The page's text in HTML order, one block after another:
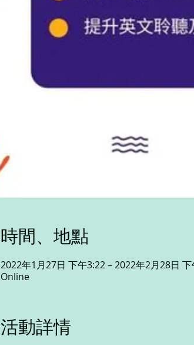
時間、地點
2022年1月27日 下午3:22 – 2022年2月28日
Online
活動詳情